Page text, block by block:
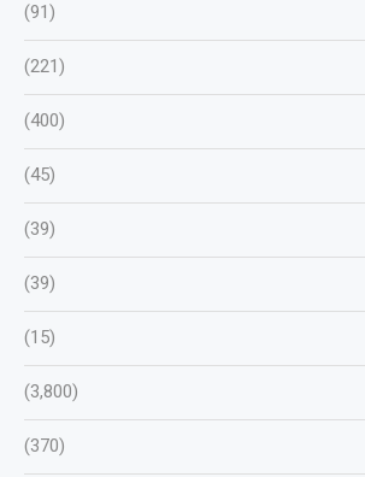
(91)
(221)
(400)
(45)
(39)
(39)
(15)
(3,800)
(370)